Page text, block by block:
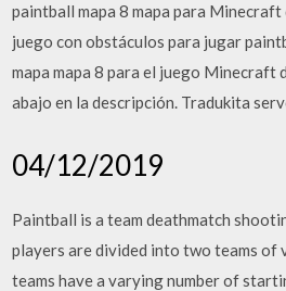
paintball mapa 8 mapa para Minecraft
juego con obstáculos para jugar
mapa mapa 8 para el juego Minecraft
abajo en la descripción. Tradukita
04/12/2019
Paintball is a team deathmatch
players are divided into two teams of
teams have a varying number of